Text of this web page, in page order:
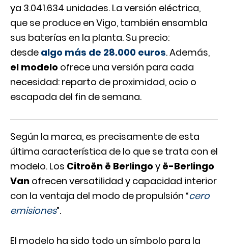
ya 3.041.634 unidades. La versión eléctrica,
que se produce en Vigo, también ensambla
sus baterías en la planta. Su precio:
desde algo más de 28.000 euros. Además,
el modelo ofrece una versión para cada
necesidad: reparto de proximidad, ocio o
escapada del fin de semana.
Según la marca, es precisamente de esta
última característica de lo que se trata con el
modelo. Los Citroën ë Berlingo y ë-Berlingo
Van ofrecen versatilidad y capacidad interior
con la ventaja del modo de propulsión “cero
emisiones”.
El modelo ha sido todo un símbolo para la